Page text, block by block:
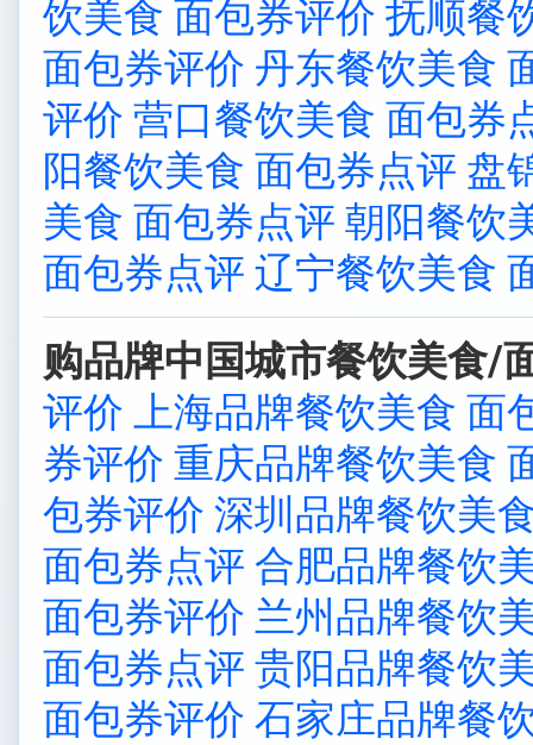
饮美食 面包券评价 抚顺餐
面包券评价 丹东餐饮美食
评价 营口餐饮美食 面包券
阳餐饮美食 面包券点评 盘
美食 面包券点评 朝阳餐饮
面包券点评 辽宁餐饮美食
购品牌中国城市餐饮美食/
评价 上海品牌餐饮美食 面
券评价 重庆品牌餐饮美食
包券评价 深圳品牌餐饮美
面包券点评 合肥品牌餐饮
面包券评价 兰州品牌餐饮
面包券点评 贵阳品牌餐饮
面包券评价 石家庄品牌餐